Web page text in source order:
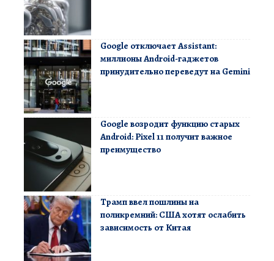
Google отключает Assistant:
миллионы Android-гаджетов
принудительно переведут на Gemini
Google возродит функцию старых
Android: Pixel 11 получит важное
преимущество
Трамп ввел пошлины на
поликремний: США хотят ослабить
зависимость от Китая